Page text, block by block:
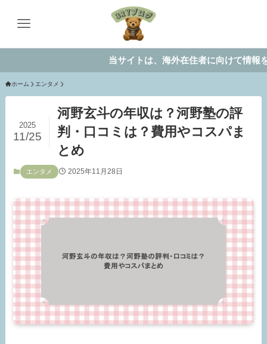
当サイトは、海外在住者に向けて情報を発信し
ホーム エンタメ
河野玄斗の年収は？河野塾の評
判・口コミは？費用やコスパま
とめ
2025
11/25
エンタメ 2025年11月28日